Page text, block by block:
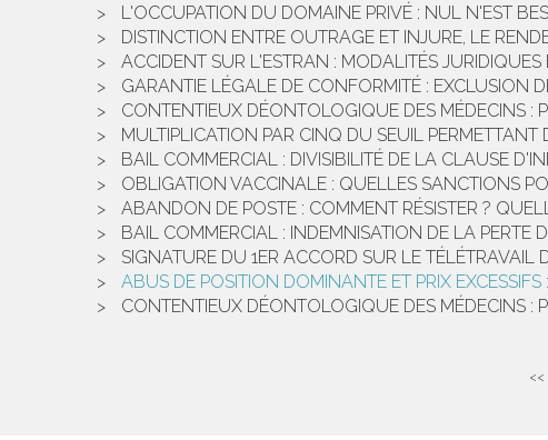
L'OCCUPATION DU DOMAINE PRIVÉ : NUL N'EST
DISTINCTION ENTRE OUTRAGE ET INJURE, LE
ACCIDENT SUR L'ESTRAN : MODALITÉS
GARANTIE LÉGALE DE CONFORMITÉ : EXCLUSION
CONTENTIEUX DÉONTOLOGIQUE DES MÉDECINS :
MULTIPLICATION PAR CINQ DU SEUIL
BAIL COMMERCIAL : DIVISIBILITÉ DE LA CLAUSE
OBLIGATION VACCINALE : QUELLES SANCTIONS
ABANDON DE POSTE : COMMENT RÉSISTER ?
BAIL COMMERCIAL : INDEMNISATION DE LA PERTE
SIGNATURE DU 1ER ACCORD SUR LE
ABUS DE POSITION DOMINANTE ET PRIX
CONTENTIEUX DÉONTOLOGIQUE DES MÉDECINS :
<<